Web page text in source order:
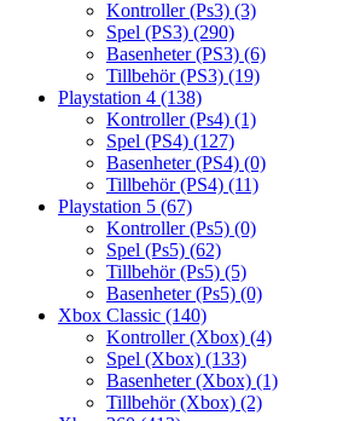
Kontroller (Ps3) (3)
Spel (PS3) (290)
Basenheter (PS3) (6)
Tillbehör (PS3) (19)
Playstation 4 (138)
Kontroller (Ps4) (1)
Spel (PS4) (127)
Basenheter (PS4) (0)
Tillbehör (PS4) (11)
Playstation 5 (67)
Kontroller (Ps5) (0)
Spel (Ps5) (62)
Tillbehör (Ps5) (5)
Basenheter (Ps5) (0)
Xbox Classic (140)
Kontroller (Xbox) (4)
Spel (Xbox) (133)
Basenheter (Xbox) (1)
Tillbehör (Xbox) (2)